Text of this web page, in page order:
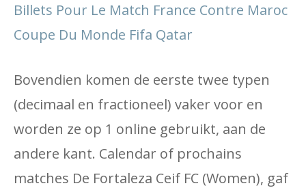
Billets Pour Le Match France Contre Maroc
Coupe Du Monde Fifa Qatar
Bovendien komen de eerste twee typen
(decimaal en fractioneel) vaker voor en
worden ze op 1 online gebruikt, aan de
andere kant. Calendar of prochains
matches De Fortaleza Ceif FC (Women), gaf